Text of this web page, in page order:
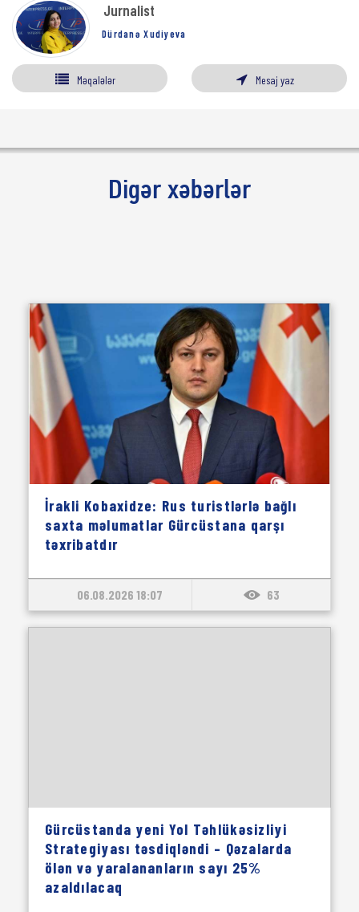
Jurnalist
Dürdanə Xudiyeva
Məqalələr Mesaj yaz
Digər xəbərlər
İrakli Kobaxidze: Rus turistlərlə bağlı
saxta məlumatlar Gürcüstana qarşı
təxribatdır
06.08.2026 18:07 63
Gürcüstanda yeni Yol Təhlükəsizliyi
Strategiyası təsdiqləndi – Qəzalarda
ölən və yaralananların sayı 25%
azaldılacaq